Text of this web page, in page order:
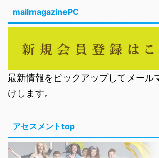
mailmagazinePC
最新情報をピックアップしてメール
けします。
アセスメントtop